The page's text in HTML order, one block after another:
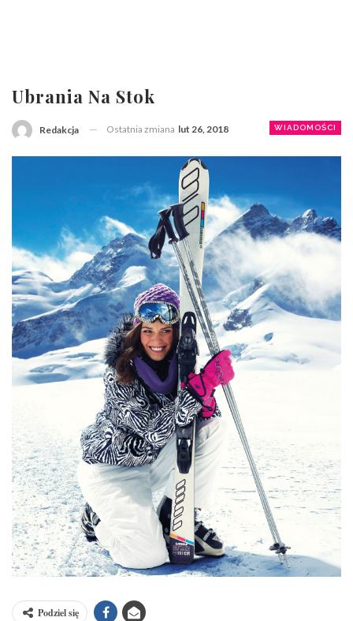
Ubrania Na Stok
WIADOMOŚCI
Redakcja Ostatnia zmiana lut 26, 2018
Podziel się